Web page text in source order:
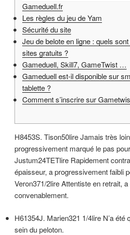
Gameduell.fr
Les règles du jeu de Yam
Sécurité du site
Jeu de belote en ligne : quels
sites gratuits ?
Gameduell, Skill7, GameTwist …
Gameduell est-il disponible sur
tablette ?
Comment s’inscrire sur
H8453S. Tison50lire Jamais très
progressivement marqué le pas
Justum24TETlire Rapidement
épaisseur, a progressivement faibli
Veron371/2lire Attentiste en retrait,
convenablement.
H61354J. Marien321 1/4lire N’a été
sein du peloton.